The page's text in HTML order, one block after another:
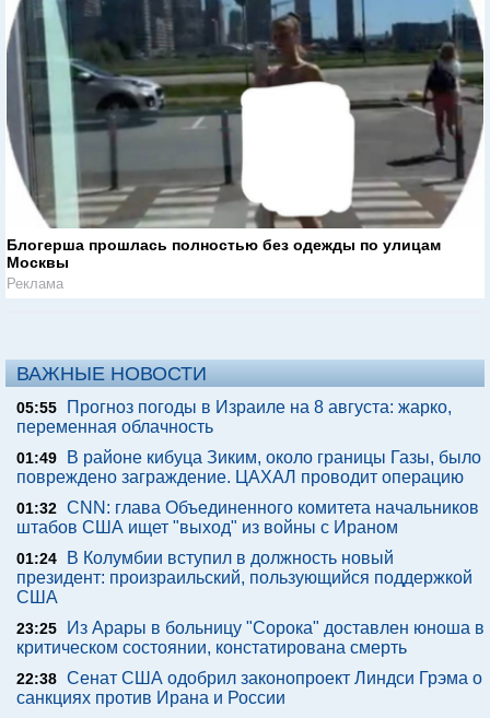
Блогерша прошлась полностью без одежды по улицам
Москвы
Реклама
ВАЖНЫЕ НОВОСТИ
05:55
Прогноз погоды в Израиле на 8 августа: жарко,
переменная облачность
01:49
В районе кибуца Зиким, около границы Газы, было
повреждено заграждение. ЦАХАЛ проводит операцию
01:32 CNN: глава Объединенного комитета начальников
штабов США ищет "выход" из войны с Ираном
01:24
В Колумбии вступил в должность новый
президент: произраильский, пользующийся поддержкой
США
23:25
Из Арары в больницу "Сорока" доставлен юноша в
критическом состоянии, констатирована смерть
22:38 Сенат США одобрил законопроект Линдси Грэма о
санкциях против Ирана и России